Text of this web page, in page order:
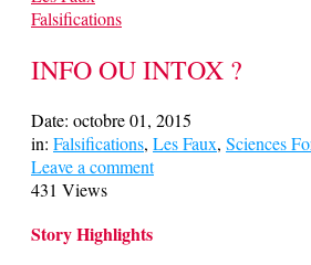
Falsifications
INFO OU INTOX ?
Date: octobre 01, 2015
in: Falsifications, Les Faux, Sciences
Leave a comment
431 Views
Story Highlights